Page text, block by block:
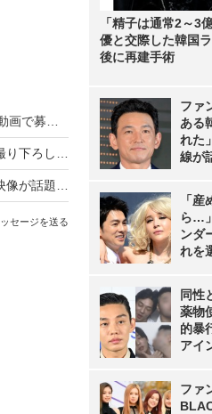
セージを送る
「精子は通常2～3
優と交際した韓国
後に再建手術
ファ
ある
れた
線が
「
ら…
ンダ
れを
同性
薬物
的暴
アイ
ファ